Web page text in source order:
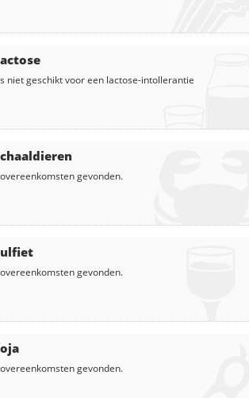
niet geschikt voor een lactose-intollerantie
gevonden.
gevonden.
gevonden.